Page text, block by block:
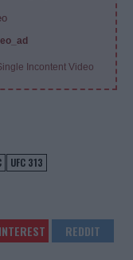
Incontent Video
UFC 313